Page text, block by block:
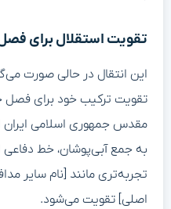
تقویت استقلال برای
این انتقال در حالی صورت
تقویت ترکیب خود برای فصل
مقدس جمهوری اسلامی
به جمع آبی‌پوشان، خط دفاعی
تجربه‌تری مانند [نام سایر
اصلی] تقویت می‌شود.